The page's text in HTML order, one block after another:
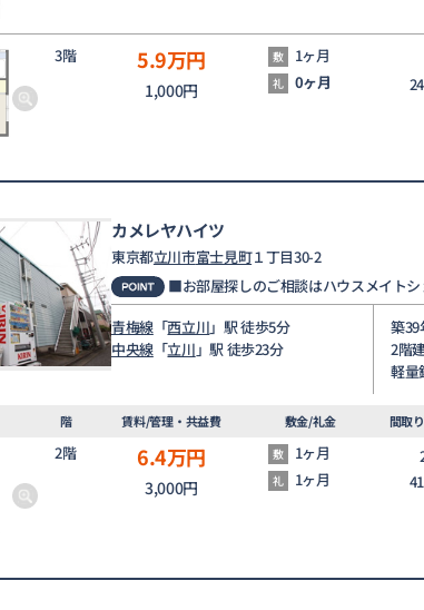
3階 5.9万円
1,000円
敷 1ヶ月
礼 0ヶ月
カメレヤハイツ
東京都立川市富士見町１丁目30-2
■お部屋探しのご相談はハウスメイト
青梅線「西立川」駅 徒歩5分
中央線「立川 」駅 徒歩23分
築39
2階
軽量
階 賃料/管理・共益費 敷金/礼金 間取
2階 6.4万円
3,000円
敷 1ヶ月
礼 1ヶ月